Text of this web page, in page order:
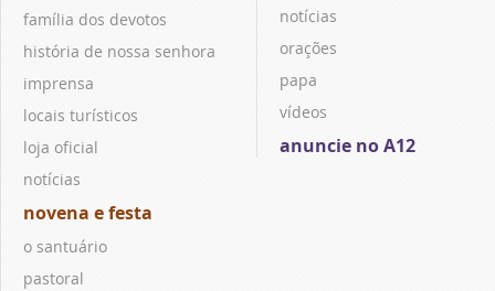
família dos devotos
história de nossa senhora
imprensa
locais turísticos
loja oficial
notícias
novena e festa
o santuário
pastoral
notícias
orações
papa
vídeos
anuncie no A12